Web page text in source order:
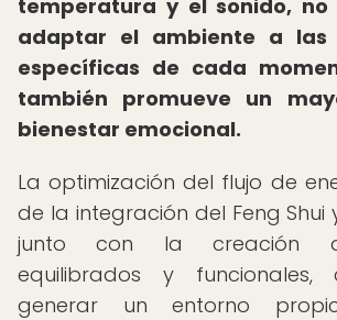
temperatura y el sonido, no
adaptar el ambiente a las
específicas de cada
también promueve un
bienestar emocional.
La optimización del flujo de
de la integración del Feng
junto con la creación
equilibrados y funcionales,
generar un entorno